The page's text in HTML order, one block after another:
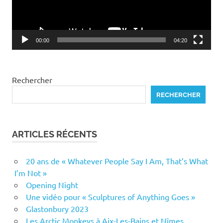
00:00 04:20
Rechercher
RECHERCHER
ARTICLES RÉCENTS
20 ans de « Whatever People Say I Am, That’s What
I’m Not »
Opening Night
Une vidéo pour « Sculptures of Anything Goes »
Glastonbury 2023
Les Arctic Monkeys à Aix-Les-Bains et Nîmes